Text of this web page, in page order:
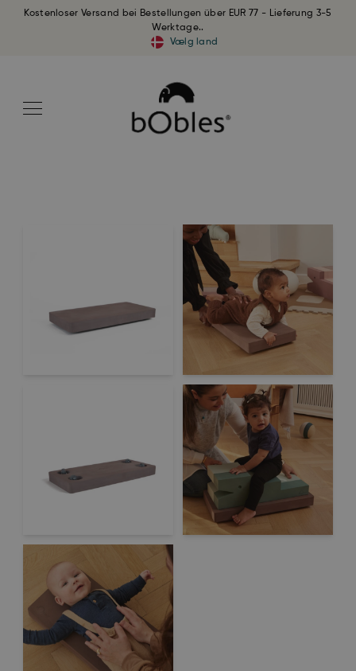
Kostenloser Versand bei Bestellungen über EUR 77 - Lieferung 3-5
Werktage..
Vælg land